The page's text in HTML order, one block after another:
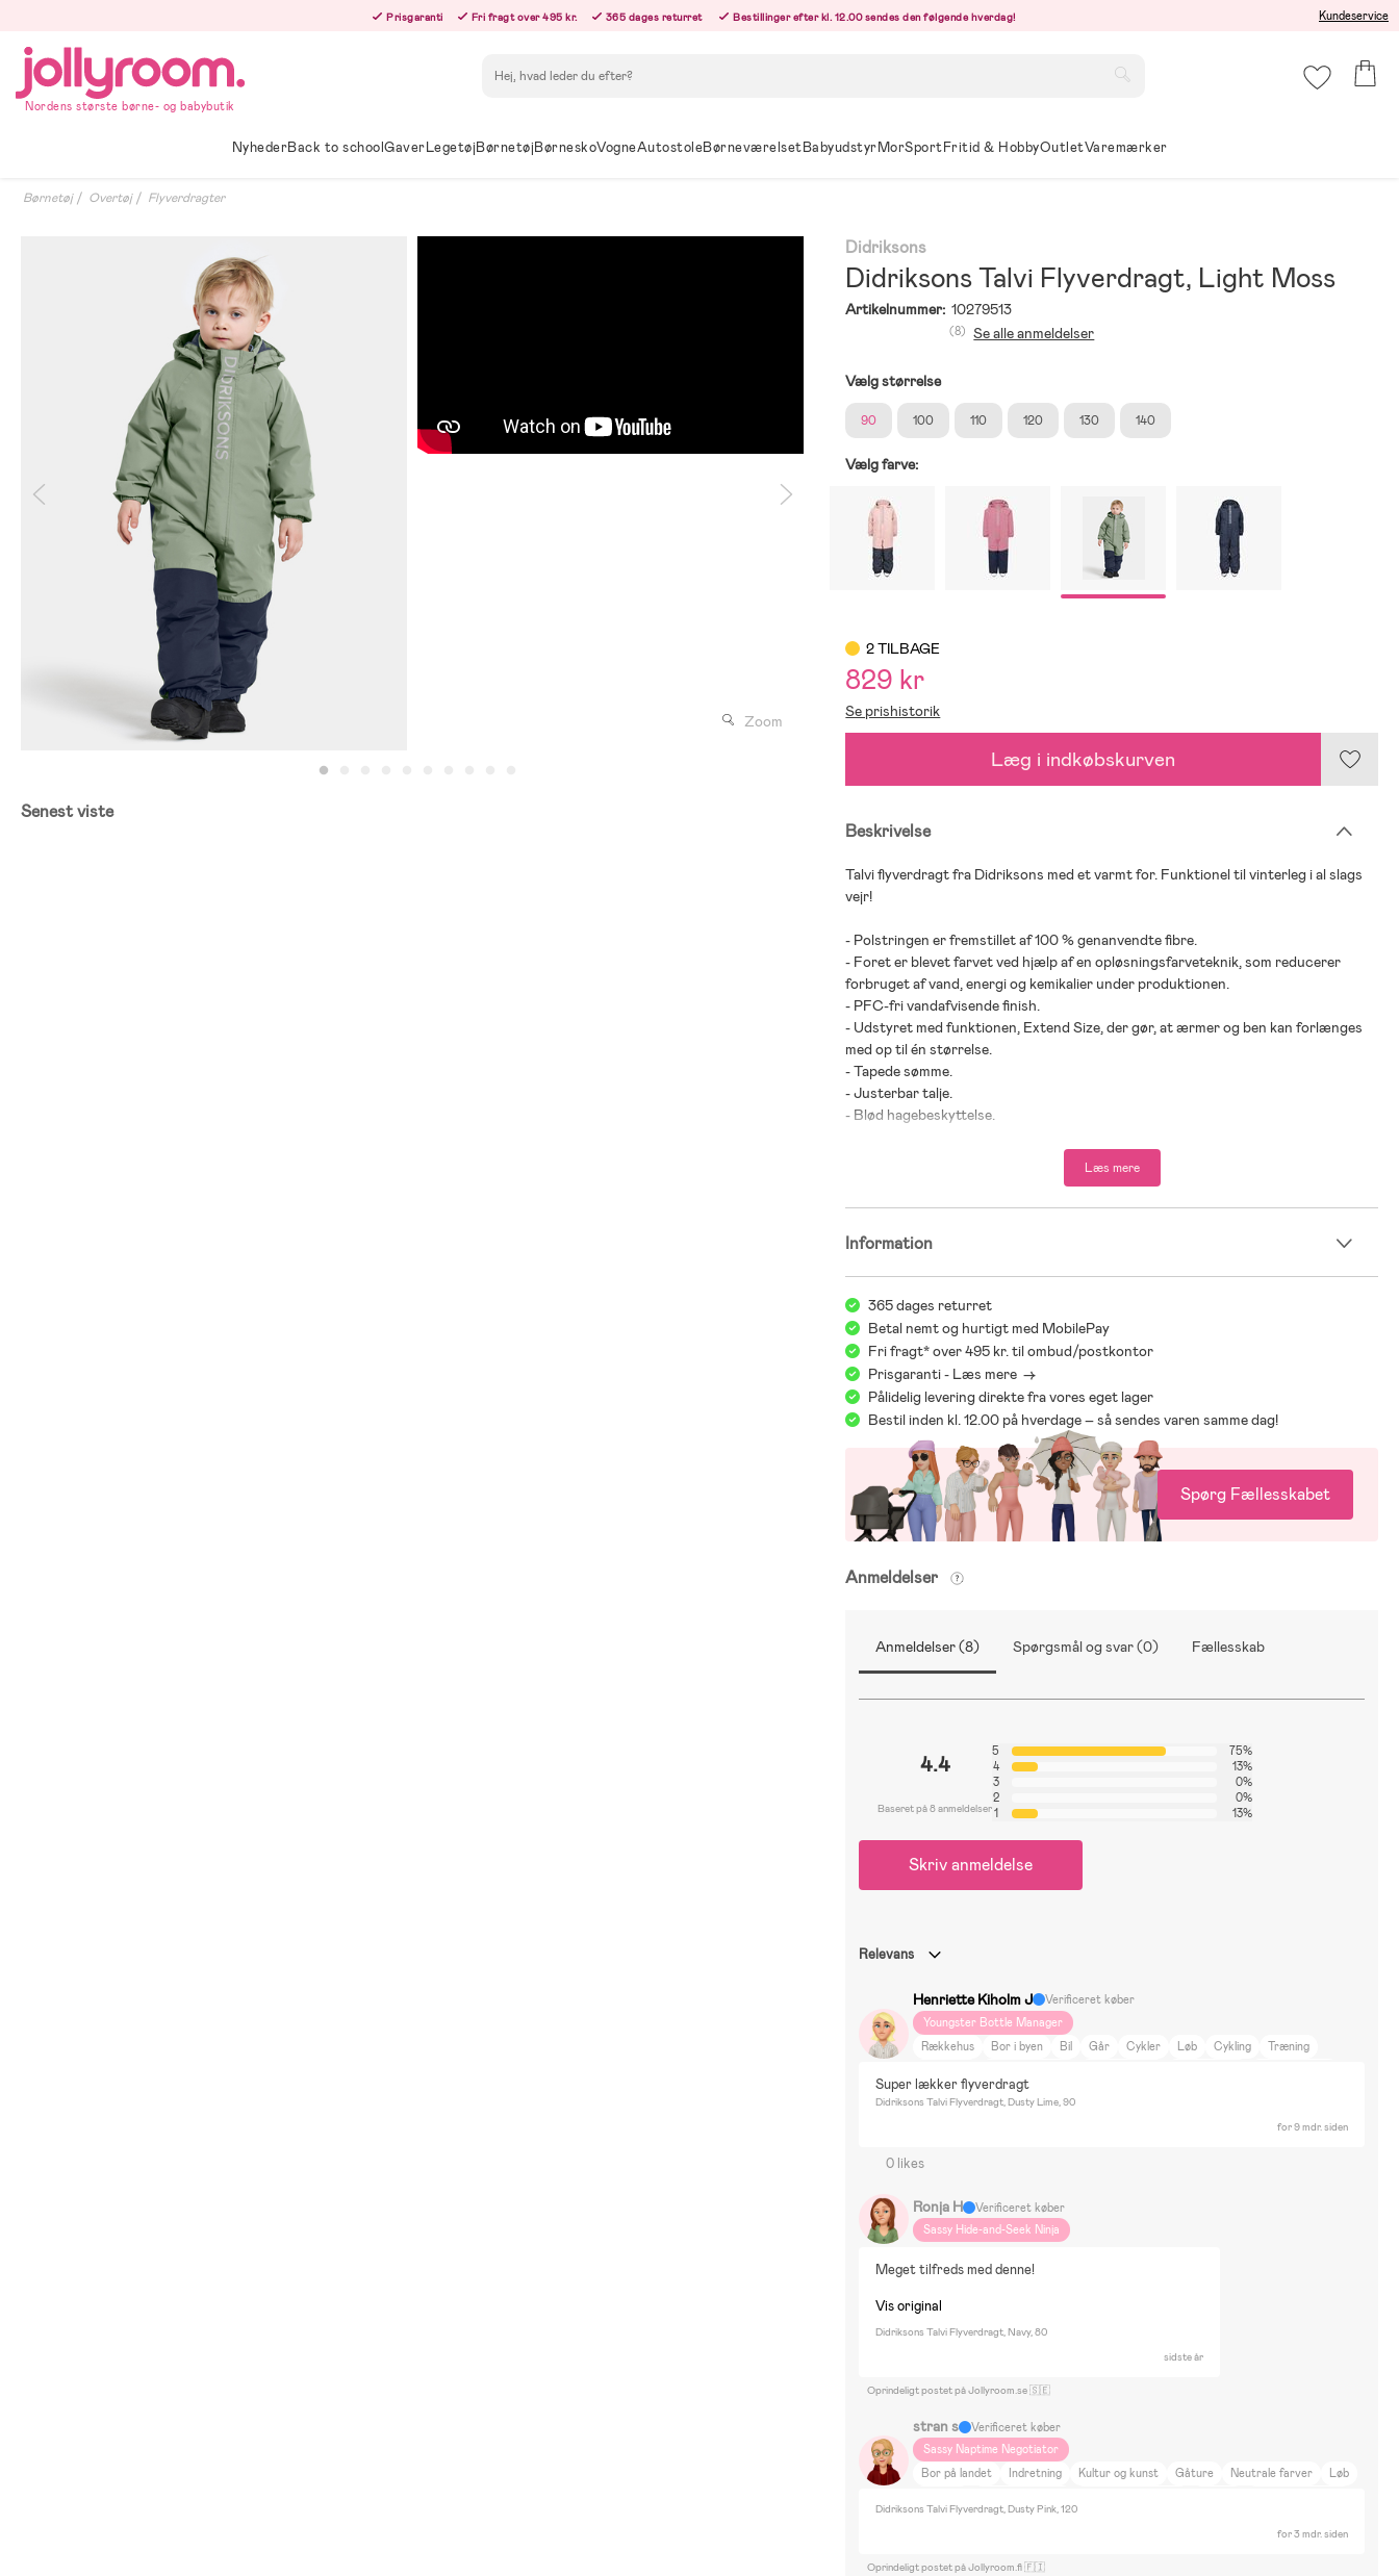
innehållet
Prisgaranti Fri fragt over 495 kr. 365 dages returret Bestillinger efter kl. 12.00 sendes den følgende hverdag! Kundeservice
Nordens største børne- og babybutik
NyhederBack to schoolGaverLegetøjBørnetøjBørneskoVogneAutostoleBørneværelsetBabyudstyrMorSportFritid & HobbyOutletVaremærker
Børnetøj Overtøj Flyverdragter
Zoom
Senest viste
Didriksons
Didriksons Talvi Flyverdragt, Light Moss
Artikelnummer: 10279513
(8) Se alle anmeldelser
Vælg størrelse
90 100 110 120 130 140
Vælg farve:
2 TILBAGE
829 kr
Se prishistorik
Læg i indkøbskurven
Beskrivelse
Talvi flyverdragt fra Didriksons med et varmt for. Funktionel til vinterleg i al slags
vejr!
- Polstringen er fremstillet af 100 % genanvendte fibre.
- Foret er blevet farvet ved hjælp af en opløsningsfarveteknik, som reducerer
forbruget af vand, energi og kemikalier under produktionen.
- PFC-fri vandafvisende finish.
- Udstyret med funktionen, Extend Size, der gør, at ærmer og ben kan forlænges
med op til én størrelse.
- Tapede sømme.
- Justerbar talje.
- Blød hagebeskyttelse.
- Aftagelige og justerbare fodstropper.
- For: 100 % polyamid.
- Fodstrop: 100 % silikone.
Læs mere
Information
365 dages returret
Betal nemt og hurtigt med MobilePay
Fri fragt* over 495 kr. til ombud/postkontor
Prisgaranti - Læs mere ->
Pålidelig levering direkte fra vores eget lager
Bestil inden kl. 12.00 på hverdage – så sendes varen samme dag!
Spørg Fællesskabet
Anmeldelser
Anmeldelser (8) Spørgsmål og svar (0) Fællesskab
4.4
Baseret på 8 anmeldelser
5
75%
4
13%
3
0%
2
0%
1
13%
Skriv anmeldelse
Relevans
Henriette Kiholm J
Verificeret køber
Youngster Bottle Manager
Rækkehus
Bor i byen Bil Går Cykler Løb Cykling
Træning
Hjem og have
Film og litteratur
Byggesæt & LEGO
Super lækker flyverdragt
Didriksons Talvi Flyverdragt, Dusty Lime, 90
for 9 mdr. siden
0 likes
Ronja H
Verificeret køber
Sassy Hide-and-Seek Ninja
Meget tilfreds med denne!
Vis original
Didriksons Talvi Flyverdragt, Navy, 80
sidste år
Oprindeligt postet på Jollyroom.se 🇸🇪
stran s
Verificeret køber
Sassy Naptime Negotiator
Bor på landet
Indretning Kultur og kunst Gåture Neutrale farver
Løb
Didriksons Talvi Flyverdragt, Dusty Pink, 120
for 3 mdr. siden
Oprindeligt postet på Jollyroom.fi 🇫🇮